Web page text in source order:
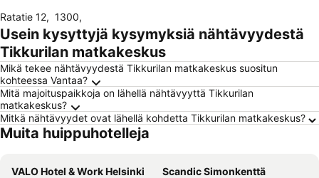
Ratatie 12, 1300,
Usein kysyttyjä kysymyksiä nähtävyydestä
Tikkurilan matkakeskus
Mikä tekee nähtävyydestä Tikkurilan matkakeskus suositun
kohteessa Vantaa?
Mitä majoituspaikkoja on lähellä nähtävyyttä Tikkurilan
matkakeskus?
Mitkä nähtävyydet ovat lähellä kohdetta Tikkurilan matkakeskus?
Muita huippuhotelleja
VALO Hotel & Work Helsinki
Scandic Simonkenttä